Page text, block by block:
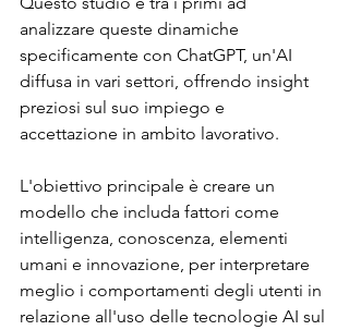
analizzare queste dinamiche
specificamente con ChatGPT, un'AI
diffusa in vari settori, offrendo insight
preziosi sul suo impiego e
accettazione in ambito lavorativo.
L'obiettivo principale è creare un
modello che includa fattori come
intelligenza, conoscenza, elementi
umani e innovazione, per interpretare
meglio i comportamenti degli utenti in
relazione all'uso delle tecnologie AI sul